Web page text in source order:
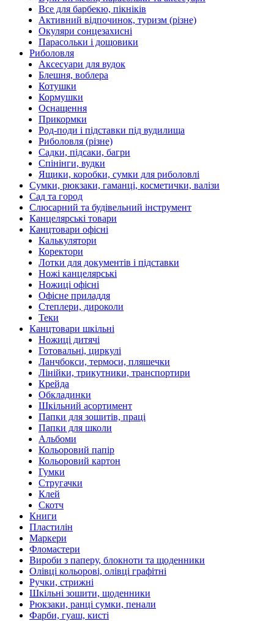
Все для барбекю, пікніків
Активний відпочинок, туризм (різне)
Окуляри сонцезахисні
Парасольки і дощовики
Риболовля
Аксесуари для вудок
Блешня, воблера
Котушки
Кормушки
Оснащення
Прикормки
Род-поди і підставки під вудилища
Риболовля (різне)
Садки, підсаки, багри
Спінінги, вудки
Ящики, коробки, сумки для риболовлі
Сумки, рюкзаки, гаманці, косметички, валізи
Сад та город
Слюсарний та будівельний інструмент
Канцелярські товари
Канцтовари офісні
Калькулятори
Коректори
Лотки для документів і підставки
Ножі канцелярські
Ножиці офісні
Офісне приладдя
Степлери, дироколи
Теки
Канцтовари шкільні
Ножиці дитячі
Готовальні, циркулі
Ланчбокси, термоси, пляшечки
Лінійки, трикутники, транспортири
Крейда
Обкладинки
Шкільний асортимент
Папки для зошитів, праці
Папки для школи
Альбоми
Кольоровий папір
Кольоровий картон
Гумки
Стругачки
Клей
Скотч
Книги
Пластилін
Маркери
Фломастери
Вироби з паперу, блокноти та щоденники
Олівці кольорові, олівці графітні
Ручки, стрижні
Шкільні зошити, щоденники
Рюкзаки, ранці сумки, пенали
Фарби, гуаш, кисті